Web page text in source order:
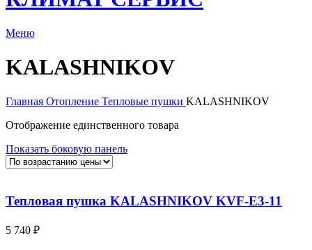
Меню
KALASHNIKOV
Главная Отопление Тепловые пушки KALASHNIKOV
Отображение единственного товара
Показать боковую панель
Тепловая пушка KALASHNIKOV KVF-E3-11
5 740 ₽